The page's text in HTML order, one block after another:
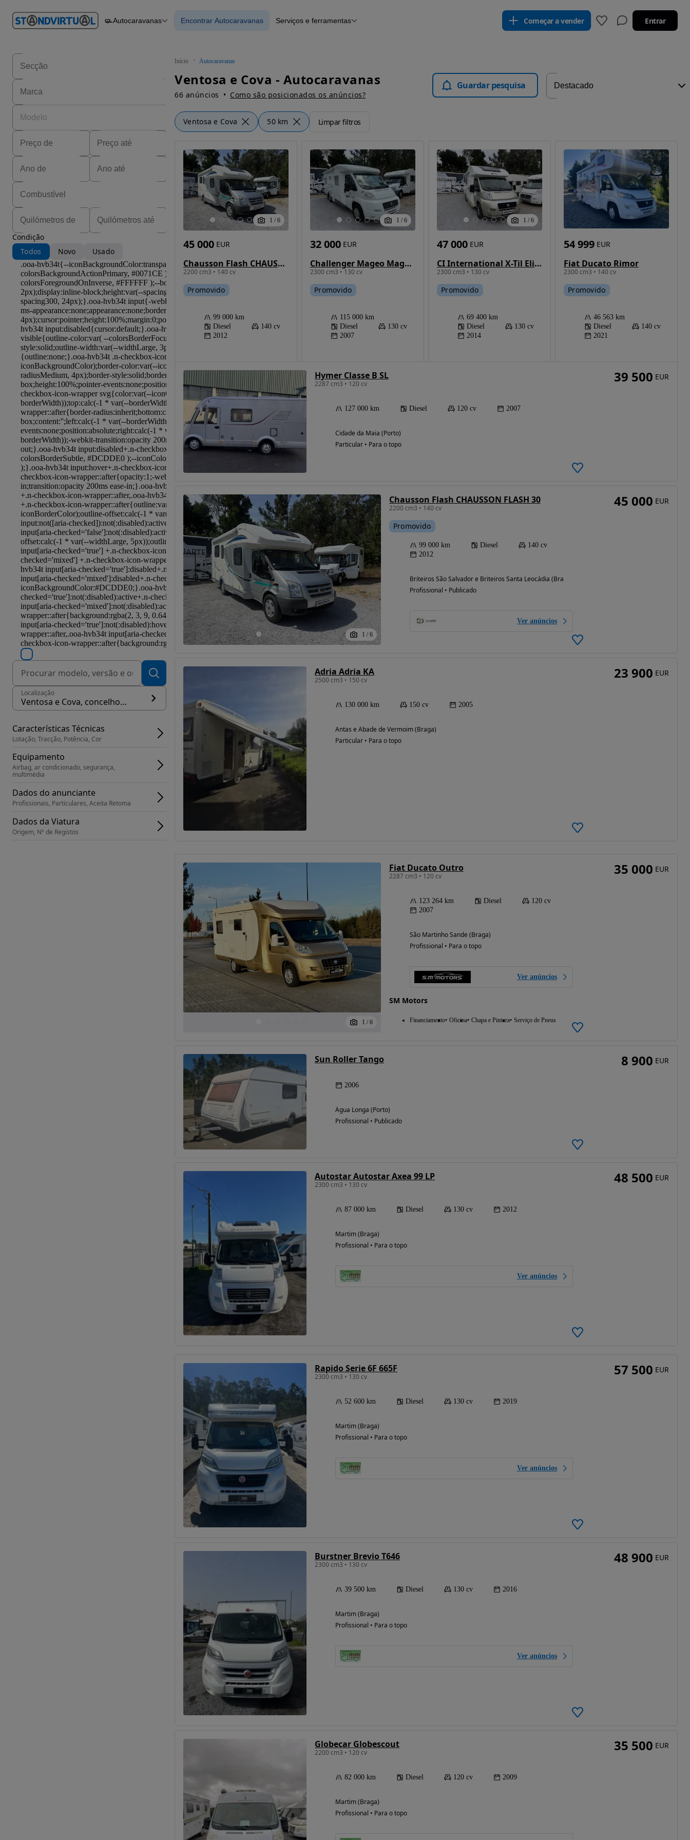
em
Carros Carros
Autocaravanas Encontrar Autocaravanas Serviços e ferramentas Começar a vender Entrar
Início Autocaravanas
Ventosa e Cova - Autocaravanas
66 anúncios Como são posicionados os anúncios?
Guardar pesquisa
Ventosa e Cova 50 km Limpar filtros
Condição
Todos
Novo Usado
Possibilidade de
financiamento
Localização
Ventosa e Cova, concelho Vieira do Minho
Características Técnicas
Lotação, Tracção, Potência, Cor
Equipamento
Airbag, ar condicionado, segurança,
multimédia
Dados do anunciante
Profissionais, Particulares, Aceita Retoma
Dados da Viatura
Origem, Nº de Registos
1 / 6
Chausson Flash CHAUSSON FLASH 30
2200 cm3 • 140 cv
45 000 EUR
Promovido
99 000 km
Diesel
140 cv
2012
1 / 6
Challenger Mageo Mageo 107
2300 cm3 • 130 cv
32 000 EUR
Promovido
115 000 km
Diesel
130 cv
2007
1 / 6
CI International X-Til Eliot S Plus
2300 cm3 • 130 cv
47 000 EUR
Promovido
69 400 km
Diesel
130 cv
2014
Fiat Ducato Rimor
2300 cm3 • 140 cv
54 999 EUR
Promovido
46 563 km
Diesel
140 cv
2021
Hymer Classe B SL
2287 cm3 • 120 cv
127 000 km Diesel 120 cv 2007
Cidade da Maia (Porto)
Particular • Para o topo
39 500 EUR
1 / 6
Chausson Flash CHAUSSON FLASH 30
2200 cm3 • 140 cv
Promovido
99 000 km Diesel
140 cv
2012
Briteiros São Salvador e Briteiros Santa Leocádia (Braga)
Profissional • Publicado
Ver anúncios
45 000 EUR
Adria Adria KA
2500 cm3 • 150 cv
130 000 km 150 cv 2005
Antas e Abade de Vermoim (Braga)
Particular • Para o topo
23 900 EUR
1 / 6
Fiat Ducato Outro
2287 cm3 • 120 cv
123 264 km Diesel
120 cv
2007
São Martinho Sande (Braga)
Profissional • Para o topo
Ver anúncios
SM Motors
Financiamento Oficina Chapa e Pintura Serviço de Pneus
35 000 EUR
Sun Roller Tango
2006
Água Longa (Porto)
Profissional • Publicado
8 900 EUR
Autostar Autostar Axea 99 LP
2300 cm3 • 130 cv
87 000 km Diesel 130 cv 2012
Martim (Braga)
Profissional • Para o topo
Ver anúncios
48 500 EUR
Rapido Serie 6F 665F
2300 cm3 • 130 cv
52 600 km Diesel 130 cv 2019
Martim (Braga)
Profissional • Para o topo
Ver anúncios
57 500 EUR
Burstner Brevio T646
2300 cm3 • 130 cv
39 500 km Diesel 130 cv 2016
Martim (Braga)
Profissional • Para o topo
Ver anúncios
48 900 EUR
Globecar Globescout
2200 cm3 • 120 cv
82 000 km Diesel 120 cv 2009
Martim (Braga)
Profissional • Para o topo
35 500 EUR